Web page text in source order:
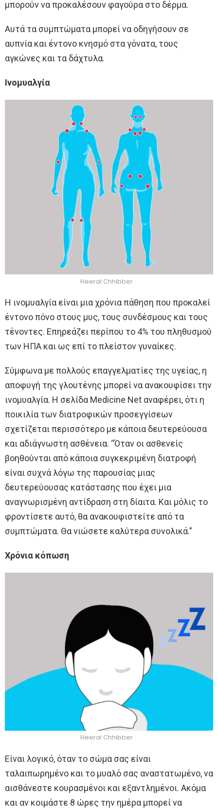
μπορούν να προκαλέσουν φαγούρα στο δέρμα.
Αυτά τα συμπτώματα μπορεί να οδηγήσουν σε
αυπνία και έντονο κνησμό στα γόνατα, τους
αγκώνες και τα δάχτυλα.
Ινομυαλγία
Heeral Chhibber
Η ινομυαλγία είναι μια χρόνια πάθηση που προκαλεί
έντονο πόνο στους μυς, τους συνδέσμους και τους
τένοντες. Επηρεάζει περίπου το 4% του πληθυσμού
των ΗΠΑ και ως επί το πλείστον γυναίκες.
Σύμφωνα με πολλούς επαγγελματίες της υγείας, η
αποφυγή της γλουτένης μπορεί να ανακουφίσει την
ινομυαλγία. Η σελίδα Medicine Net αναφέρει, ότι η
ποικιλία των διατροφικών προσεγγίσεων
σχετίζεται περισσότερο με κάποια δευτερεύουσα
και αδιάγνωστη ασθένεια. “Όταν οι ασθενείς
βοηθούνται από κάποια συγκεκριμένη διατροφή
είναι συχνά λόγω της παρουσίας μιας
δευτερεύουσας κατάστασης που έχει μια
αναγνωρισμένη αντίδραση στη δίαιτα. Και μόλις το
φροντίσετε αυτό, θα ανακουφιστείτε από τα
συμπτώματα. Θα νιώσετε καλύτερα συνολικά.”
Χρόνια κόπωση
Heeral Chhibber
Είναι λογικό, όταν το σώμα σας είναι
ταλαιπωρημένο και το μυαλό σας αναστατωμένο, να
αισθάνεστε κουρασμένοι και εξαντλημένοι. Ακόμα
και αν κοιμάστε 8 ώρες την ημέρα μπορεί να